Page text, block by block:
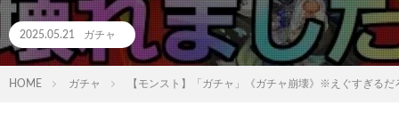
2025.05.21 ガチャ
HOME ガチャ 【モンスト】「ガチャ」《ガチャ崩壊》※えぐすぎる